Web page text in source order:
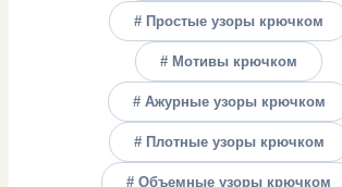
# Простые узоры крючком
# Мотивы крючком
# Ажурные узоры крючком
# Плотные узоры крючком
# Объемные узоры крючком